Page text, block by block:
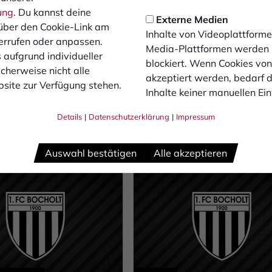
. Du kannst deine
den Cookie-Link am
oder anpassen.
aufgrund individueller
nicht alle
zur Verfügung stehen.
Externe Medien
Inhalte von
Media-Plattformen
blockiert. Wenn Cookies
akzeptiert werden, bedarf
Inhalte keiner manuellen
Details | Datenschutzerklärung | Impressum
Auswahl bestätigen Alle akzeptieren
Der FCB
5:1!
in der Gigaset
Hünting haben ein
gesehen.
4. Spielminute konnte
Nach einer Ecke
Ball nur noch einnicken.
Kurzinterview
Der 1. FC Bocholt trifft vor
heimischem Publikum auf
Sportfreunde
uns war das der passende
zwei Fragen zu stellen.